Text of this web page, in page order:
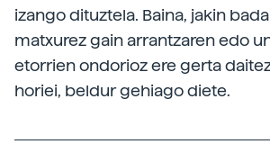
izango dituztela. Baina, jakin
matxurez gain arrantzaren edo
etorrien ondorioz ere gerta
horiei, beldur gehiago diete.